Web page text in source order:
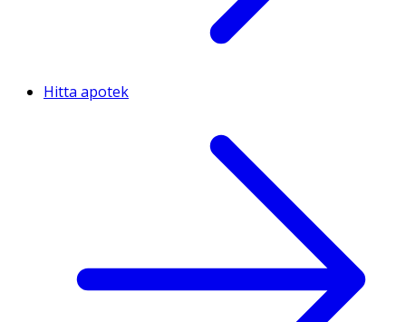
Hitta apotek